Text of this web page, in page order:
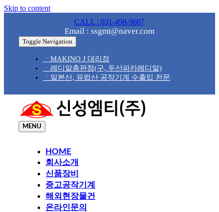
Skip to content
CALL : 031-498-9607
Email : ssgmt@naver.com
Toggle Navigation
ㆍMAKINO J 대리점
ㆍ레디알총판점(구, 두산파카레디알)
ㆍ일본산, 유럽산 공작기계 수출입 전문
MENU
HOME
회사소개
신품장비
중고공작기계
해외현장물건
온라인문의